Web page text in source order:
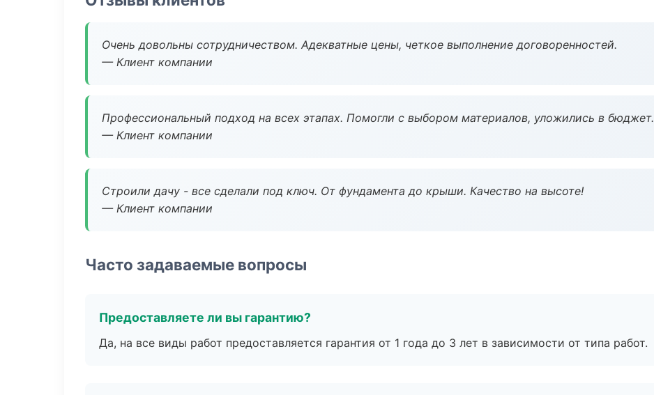
Очень довольны сотрудничеством. Адекватные цены, четкое выполнение договоренностей.
— Клиент компании
Профессиональный подход на всех этапах. Помогли с выбором материалов, уложились в бюджет.
— Клиент компании
Строили дачу - все сделали под ключ. От фундамента до крыши. Качество на высоте!
— Клиент компании
Часто задаваемые вопросы
Предоставляете ли вы гарантию?
Да, на все виды работ предоставляется гарантия от 1 года до 3 лет в зависимости от типа работ.